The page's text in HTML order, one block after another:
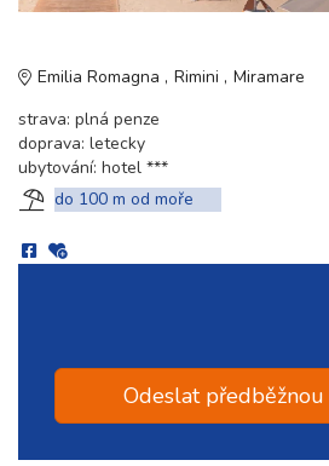
Emilia Romagna Rimini
Miramare
strava: plná penze
doprava: letecky
ubytování: hotel ***
do 100 m od moře
Odeslat